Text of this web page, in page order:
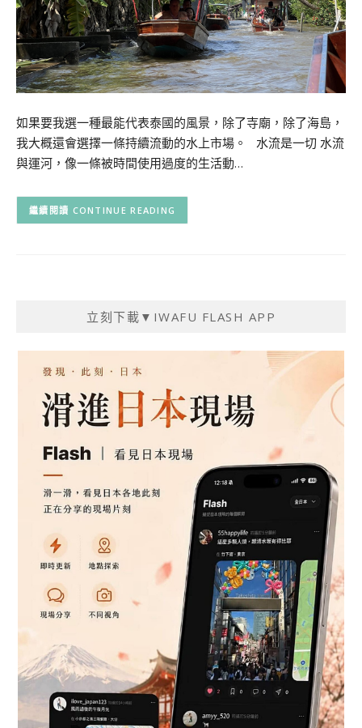
如果要我選一種最能代表泰國的風景，除了寺廟，除了海島，
我大概還會選擇一條持續流動的水上市場。 水流是一切 水流
與運河，像一條被時間使用過度的生活動…
CONTINUE READING
立刻下載▼IWAFU FLASH APP